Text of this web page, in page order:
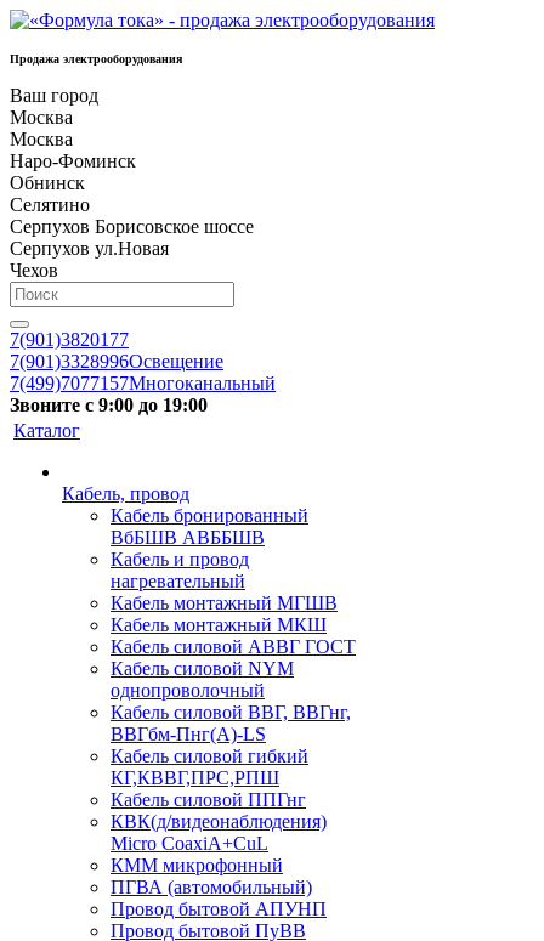
Продажа электрооборудования
Ваш город
Москва
Москва
Наро-Фоминск
Обнинск
Селятино
Серпухов Борисовское шоссе
Серпухов ул.Новая
Чехов
7(901)3820177
7(901)3328996Освещение
7(499)7077157Многоканальный
Звоните с 9:00 до 19:00
Каталог
Кабель, провод
Кабель бронированный
ВбБШВ АВББШВ
Кабель и провод
нагревательный
Кабель монтажный МГШВ
Кабель монтажный МКШ
Кабель силовой АВВГ ГОСТ
Кабель силовой NYM
однопроволочный
Кабель силовой ВВГ, ВВГнг,
ВВГбм-Пнг(А)-LS
Кабель силовой гибкий
КГ,КВВГ,ПРС,РПШ
Кабель силовой ППГнг
КВК(д/видеонаблюдения)
Micro CoaxiA+CuL
КММ микрофонный
ПГВА (автомобильный)
Провод бытовой АПУНП
Провод бытовой ПуВВ